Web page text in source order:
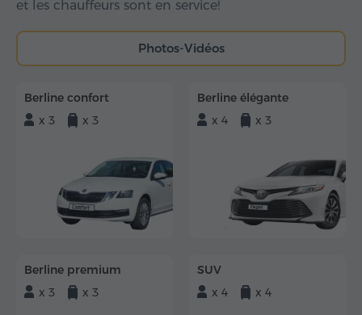
et les chauffeurs sont en service!
Photos-Vidéos
Berline confort
x 3
x 3
Berline élégante
x 4
x 3
Berline premium
x 3
x 3
SUV
x 4
x 4